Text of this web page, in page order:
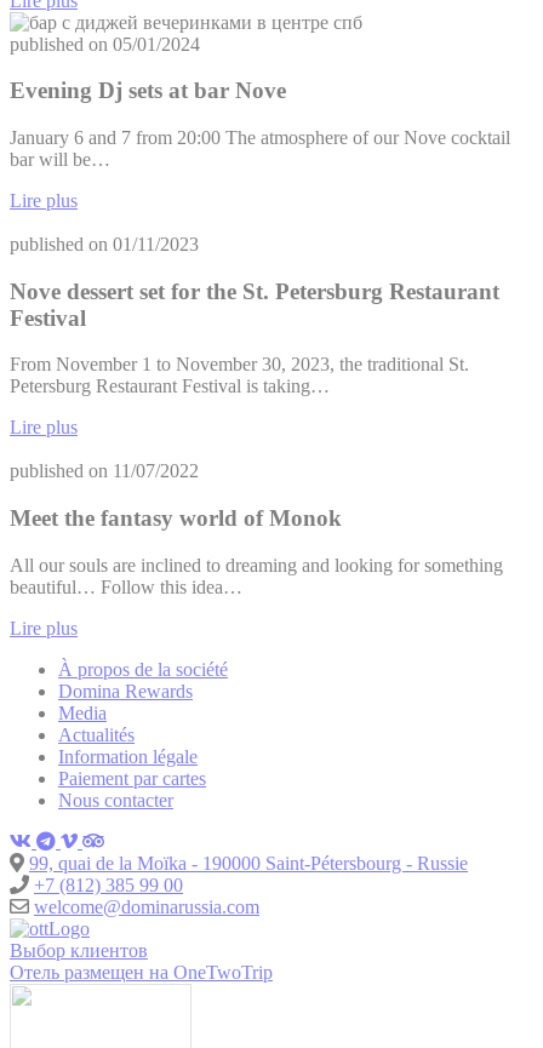
published on 05/01/2024
Evening Dj sets at bar Nove
January 6 and 7 from 20:00 The atmosphere of our Nove cocktail
bar will be…
Lire plus
published on 01/11/2023
Nove dessert set for the St. Petersburg Restaurant
Festival
From November 1 to November 30, 2023, the traditional St.
Petersburg Restaurant Festival is taking…
Lire plus
published on 11/07/2022
Meet the fantasy world of Monok
All our souls are inclined to dreaming and looking for something
beautiful… Follow this idea…
Lire plus
À propos de la société
Domina Rewards
Media
Actualités
Information légale
Paiement par cartes
Nous contacter
99, quai de la Moïka - 190000 Saint-Pétersbourg - Russie
+7 (812) 385 99 00
welcome@dominarussia.com
Выбор клиентов
Отель размещен на OneTwoTrip